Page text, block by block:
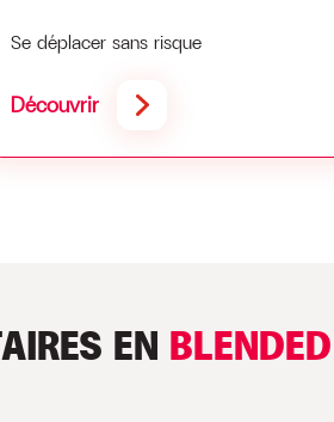
Se déplacer sans risque
Découvrir
EN BLENDED